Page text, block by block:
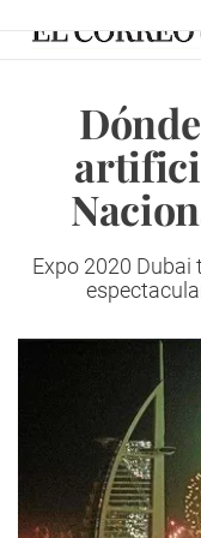
Expo 2020